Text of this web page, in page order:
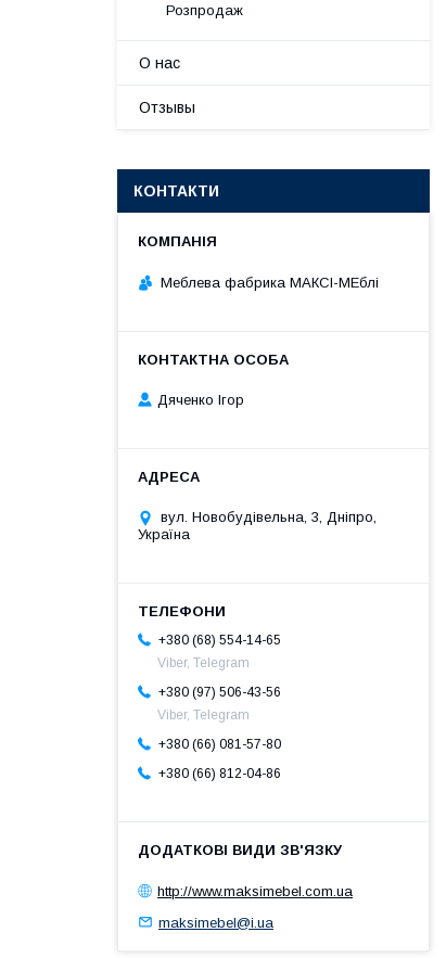
Розпродаж
О нас
Отзывы
КОНТАКТИ
Меблева фабрика МАКСІ-МЕблі
Дяченко Ігор
вул. Новобудівельна, 3, Дніпро,
Україна
+380 (68) 554-14-65
Viber, Telegram
+380 (97) 506-43-56
Viber, Telegram
+380 (66) 081-57-80
+380 (66) 812-04-86
http://www.maksimebel.com.ua
maksimebel@i.ua